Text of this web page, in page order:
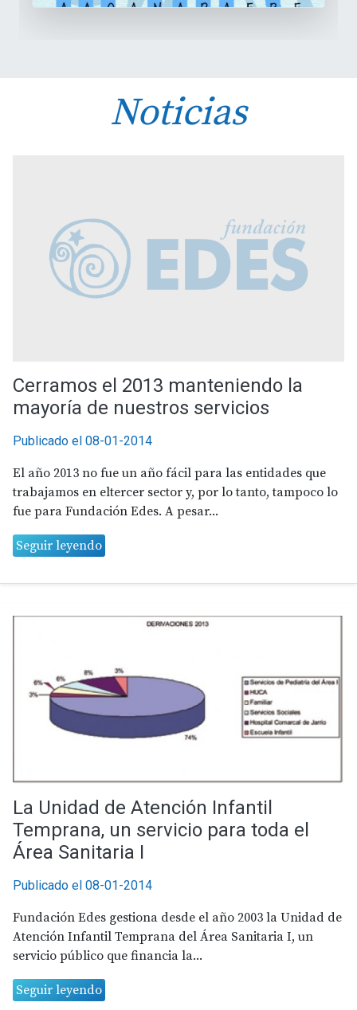
Noticias
Cerramos el 2013 manteniendo la
mayoría de nuestros servicios
Publicado el 08-01-2014
El año 2013 no fue un año fácil para las entidades que
trabajamos en eltercer sector y, por lo tanto, tampoco lo
fue para Fundación Edes. A pesar...
Seguir leyendo
La Unidad de Atención Infantil
Temprana, un servicio para toda el
Área Sanitaria I
Publicado el 08-01-2014
Fundación Edes gestiona desde el año 2003 la Unidad de
Atención Infantil Temprana del Área Sanitaria I, un
servicio público que financia la...
Seguir leyendo